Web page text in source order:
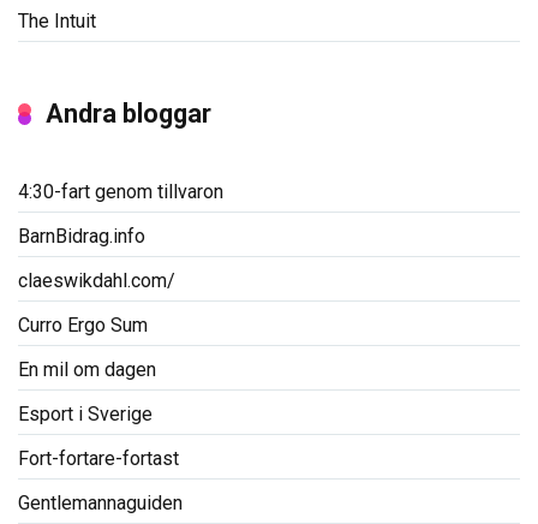
The Intuit
Andra bloggar
4:30-fart genom tillvaron
BarnBidrag.info
claeswikdahl.com/
Curro Ergo Sum
En mil om dagen
Esport i Sverige
Fort-fortare-fortast
Gentlemannaguiden